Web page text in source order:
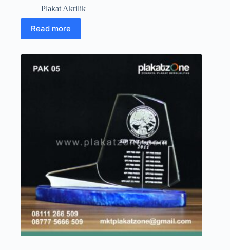
Plakat Akrilik
Read more